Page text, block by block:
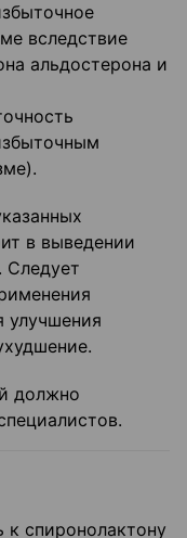
вследствие
альдостерона и
в выведении
Следует
улучшения
должно
к спиронолактону